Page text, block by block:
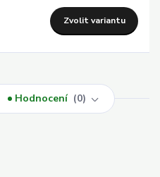
Zvolit variantu
Hodnocení 0